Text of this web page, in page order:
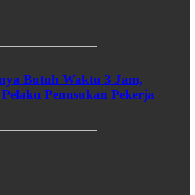
Butuh Waktu 3 Jam,
Penusukan Pekerja